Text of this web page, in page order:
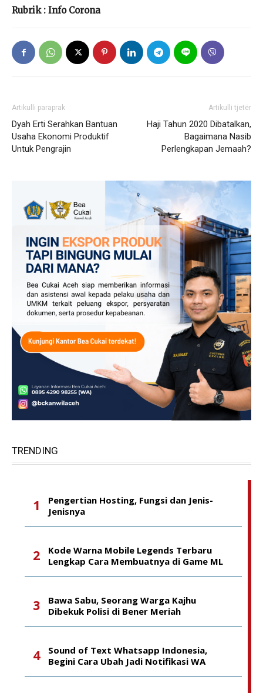
Rubrik : Info Corona
Artikulli paraprak
Dyah Erti Serahkan Bantuan
Usaha Ekonomi Produktif
Untuk Pengrajin
Artikulli tjetër
Haji Tahun 2020 Dibatalkan,
Bagaimana Nasib
Perlengkapan Jemaah?
TRENDING
Pengertian Hosting, Fungsi dan Jenis-
Jenisnya
Kode Warna Mobile Legends Terbaru
Lengkap Cara Membuatnya di Game ML
Bawa Sabu, Seorang Warga Kajhu
Dibekuk Polisi di Bener Meriah
Sound of Text Whatsapp Indonesia,
Begini Cara Ubah Jadi Notifikasi WA